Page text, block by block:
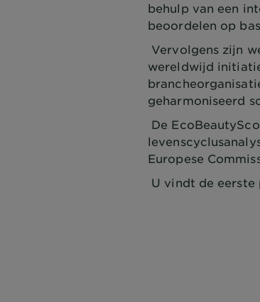
behulp van een
beoordelen op
Vervolgens zijn
wereldwijd
geharmoniseerd
De
Europese
U vindt de eerste